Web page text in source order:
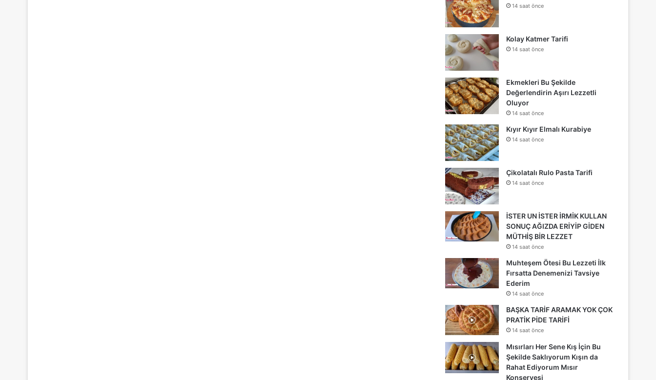
14 saat önce
Kolay Katmer Tarifi
14 saat önce
Ekmekleri Bu Şekilde
Değerlendirin Aşırı Lezzetli
Oluyor
14 saat önce
Kıyır Kıyır Elmalı Kurabiye
14 saat önce
Çikolatalı Rulo Pasta Tarifi
14 saat önce
İSTER UN İSTER İRMİK KULLAN
SONUÇ AĞIZDA ERİYİP GİDEN
MÜTHİŞ BİR LEZZET
14 saat önce
Muhteşem Ötesi Bu Lezzeti İlk
Fırsatta Denemenizi Tavsiye
Ederim
14 saat önce
BAŞKA TARİF ARAMAK YOK ÇOK
PRATİK PİDE TARİFİ
14 saat önce
Mısırları Her Sene Kış İçin Bu
Şekilde Saklıyorum Kışın da
Rahat Ediyorum Mısır
Konservesi